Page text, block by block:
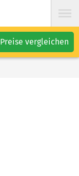
Preise vergleichen